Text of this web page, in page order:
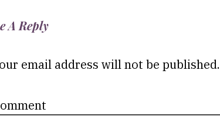
A Reply
email address will not be published.